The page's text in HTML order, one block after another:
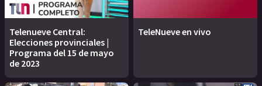
Telenueve Central:
Elecciones provinciales |
Programa del 15 de mayo
de 2023
TeleNueve en vivo